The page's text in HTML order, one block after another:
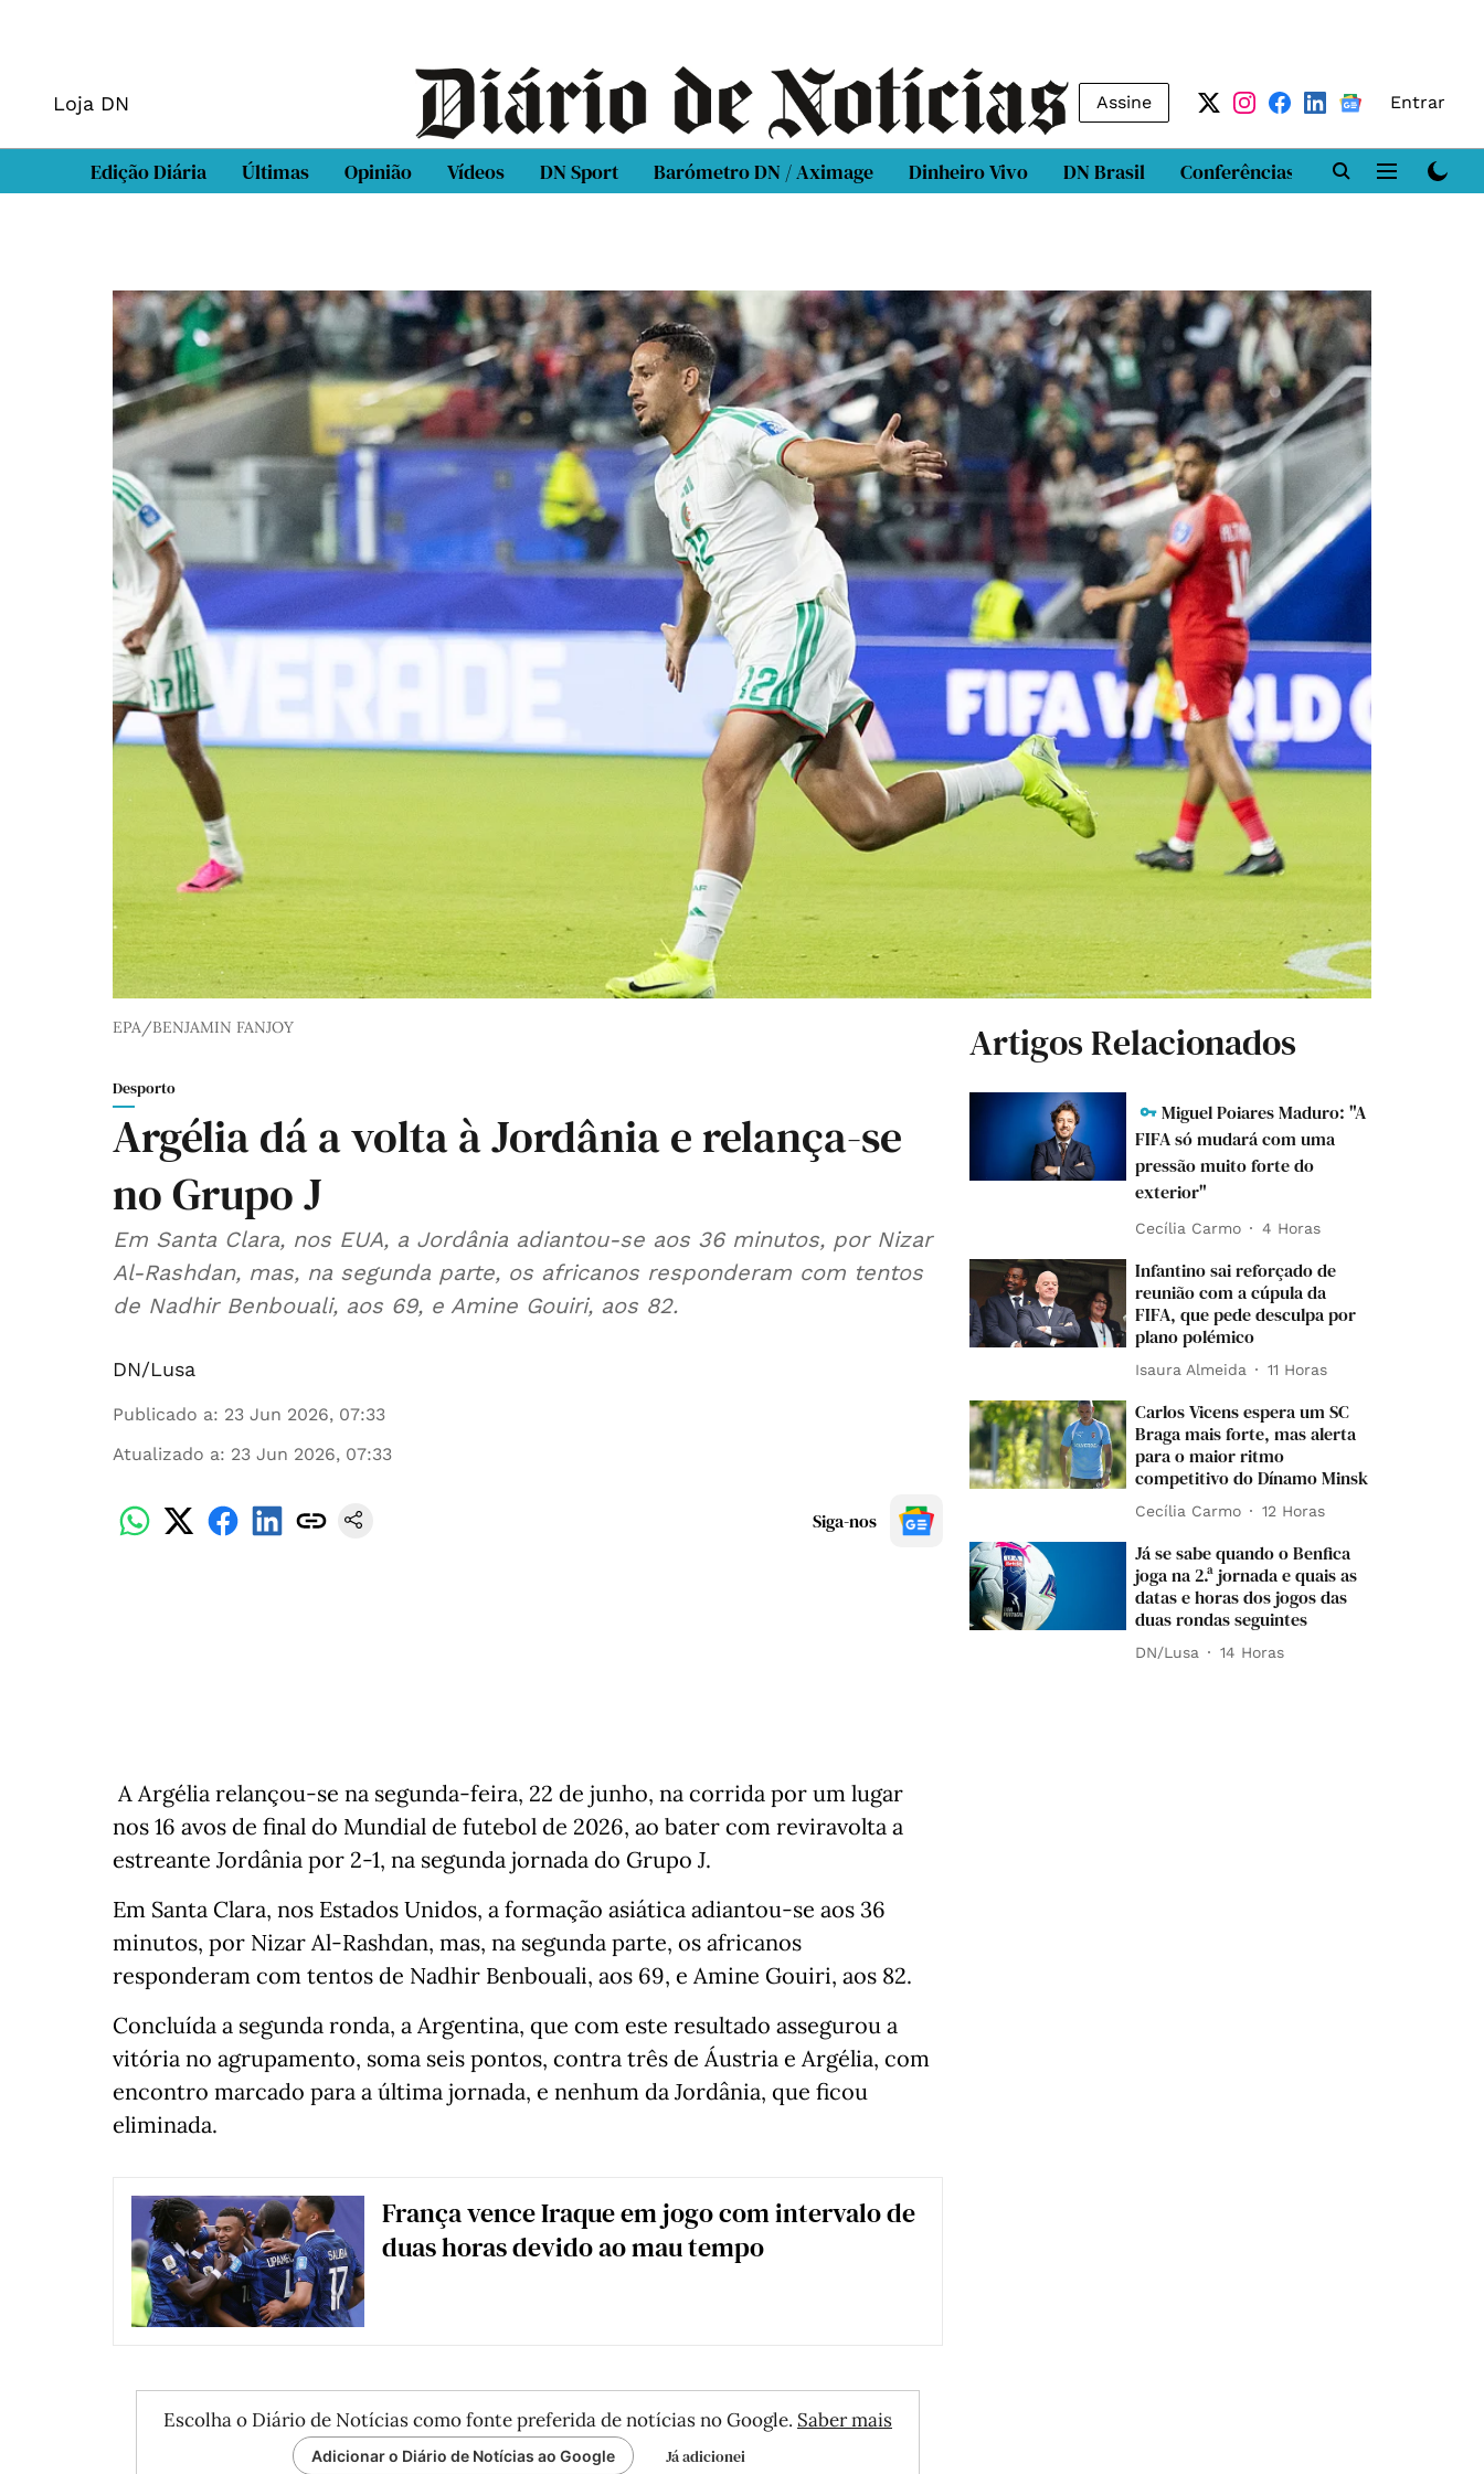
Loja DN Assine Entrar
Edição Diária Últimas Opinião Vídeos DN Sport Barómetro DN / Aximage Dinheiro Vivo DN Brasil Conferências DN LAB
EPA/BENJAMIN FANJOY
Desporto
Argélia dá a volta à Jordânia e relança-se
no Grupo J
Em Santa Clara, nos EUA, a Jordânia adiantou-se aos 36 minutos, por Nizar
Al-Rashdan, mas, na segunda parte, os africanos responderam com tentos
de Nadhir Benbouali, aos 69, e Amine Gouiri, aos 82.
DN/Lusa
Publicado a: 23 Jun 2026, 07:33
Atualizado a: 23 Jun 2026, 07:33
Siga-nos
A Argélia relançou-se na segunda-feira, 22 de junho, na corrida por um lugar
nos 16 avos de final do Mundial de futebol de 2026, ao bater com reviravolta a
estreante Jordânia por 2-1, na segunda jornada do Grupo J.
Em Santa Clara, nos Estados Unidos, a formação asiática adiantou-se aos 36
minutos, por Nizar Al-Rashdan, mas, na segunda parte, os africanos
responderam com tentos de Nadhir Benbouali, aos 69, e Amine Gouiri, aos 82.
Concluída a segunda ronda, a Argentina, que com este resultado assegurou a
vitória no agrupamento, soma seis pontos, contra três de Áustria e Argélia, com
encontro marcado para a última jornada, e nenhum da Jordânia, que ficou
eliminada.
França vence Iraque em jogo com intervalo de
duas horas devido ao mau tempo
Escolha o Diário de Notícias como fonte preferida de notícias no Google. Saber mais
Adicionar o Diário de Notícias ao Google Já adicionei
Artigos Relacionados
Miguel Poiares Maduro: "A
FIFA só mudará com uma
pressão muito forte do
exterior"
Cecília Carmo 4 Horas
Infantino sai reforçado de
reunião com a cúpula da
FIFA, que pede desculpa por
plano polémico
Isaura Almeida 11 Horas
Carlos Vicens espera um SC
Braga mais forte, mas alerta
para o maior ritmo
competitivo do Dínamo Minsk
Cecília Carmo 12 Horas
Já se sabe quando o Benfica
joga na 2.ª jornada e quais as
datas e horas dos jogos das
duas rondas seguintes
DN/Lusa 14 Horas